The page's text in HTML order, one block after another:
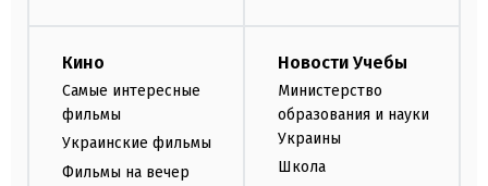
Кино
Самые интересные
фильмы
Украинские фильмы
Фильмы на вечер
Новости Учебы
Министерство
образования и науки
Украины
Школа